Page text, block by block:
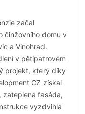
začal
činžovního domu v
a Vinohrad.
v pětipatrovém
projekt, který díky
CZ získal
zateplená fasáda,
vyzdvihla